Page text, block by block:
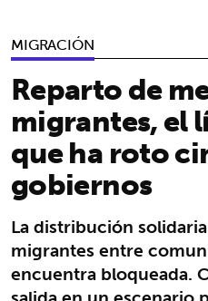
MIGRACIÓN
Reparto de
migrantes, el
que ha roto
gobiernos
La distribución
migrantes entre
encuentra bloqueada.